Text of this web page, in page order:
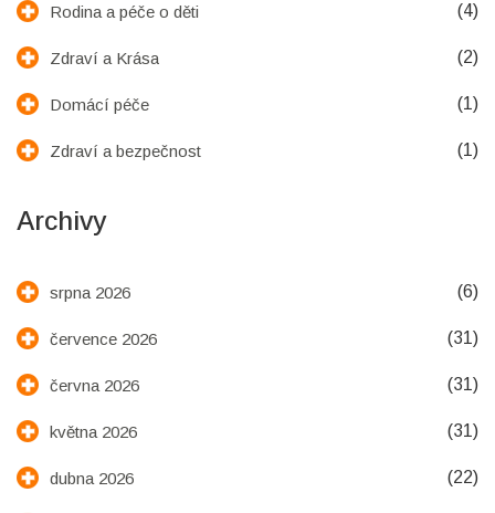
Rodina a péče o děti (4)
Zdraví a Krása (2)
Domácí péče (1)
Zdraví a bezpečnost (1)
Archivy
srpna 2026 (6)
července 2026 (31)
června 2026 (31)
května 2026 (31)
dubna 2026 (22)